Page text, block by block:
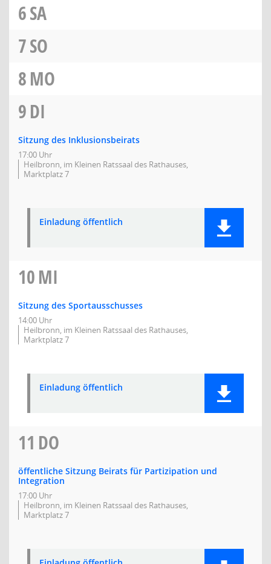
6SA
7SO
8MO
9DI
Sitzung des Inklusionsbeirats
17:00 Uhr
Heilbronn, im Kleinen Ratssaal des Rathauses,
Marktplatz 7
Einladung öffentlich
10MI
Sitzung des Sportausschusses
14:00 Uhr
Heilbronn, im Kleinen Ratssaal des Rathauses,
Marktplatz 7
Einladung öffentlich
11 DO
öffentliche Sitzung Beirats für Partizipation und
Integration
17:00 Uhr
Heilbronn, im Kleinen Ratssaal des Rathauses,
Marktplatz 7